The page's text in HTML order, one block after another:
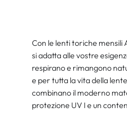
Con le lenti toriche mensili
si adatta alle vostre
respirano e rimangono
e per tutta la vita della
combinano il moderno
protezione UV I e un